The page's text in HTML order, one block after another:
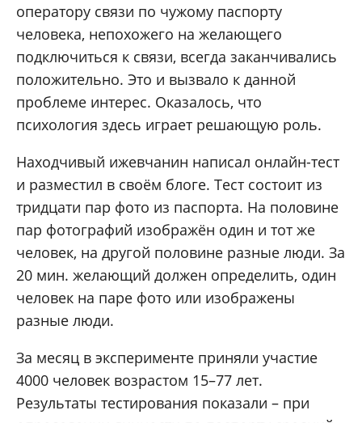
оператору связи по чужому паспорту
человека, непохожего на желающего
подключиться к связи, всегда заканчивались
положительно. Это и вызвало к данной
проблеме интерес. Оказалось, что
психология здесь играет решающую роль.
Находчивый ижевчанин написал онлайн-тест
и разместил в своём блоге. Тест состоит из
тридцати пар фото из паспорта. На половине
пар фотографий изображён один и тот же
человек, на другой половине разные люди. За
20 мин. желающий должен определить, один
человек на паре фото или изображены
разные люди.
За месяц в эксперименте приняли участие
4000 человек возрастом 15–77 лет.
Результаты тестирования показали – при